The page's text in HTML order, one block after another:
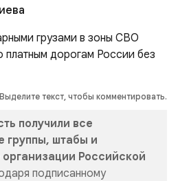
Выделите текст, чтобы комментировать.
получили все
группы, штабы и
Российской
подписанному